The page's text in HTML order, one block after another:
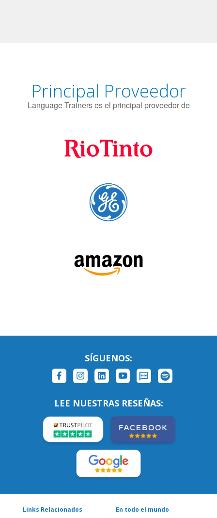
Principal Proveedor
Language Trainers es el principal proveedor de
SÍGUENOS:
LEE NUESTRAS RESEÑAS:
Links Relacionados
En todo el mundo